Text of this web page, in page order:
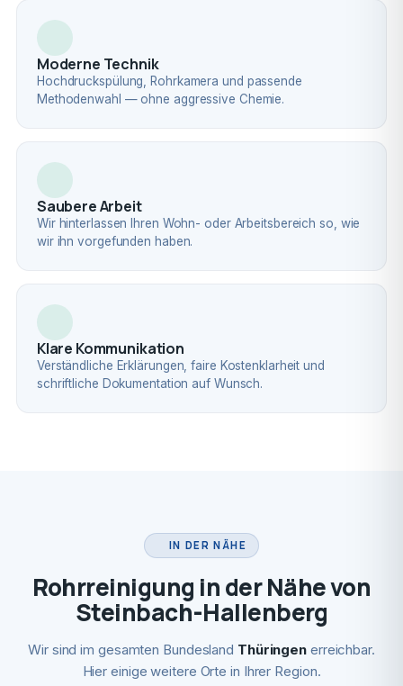
Moderne Technik
Hochdruckspülung, Rohrkamera und passende
Methodenwahl — ohne aggressive Chemie.
Saubere Arbeit
Wir hinterlassen Ihren Wohn- oder Arbeitsbereich so, wie
wir ihn vorgefunden haben.
Klare Kommunikation
Verständliche Erklärungen, faire Kostenklarheit und
schriftliche Dokumentation auf Wunsch.
IN DER NÄHE
Rohrreinigung in der Nähe von
Steinbach-Hallenberg
Wir sind im gesamten Bundesland Thüringen erreichbar.
Hier einige weitere Orte in Ihrer Region.